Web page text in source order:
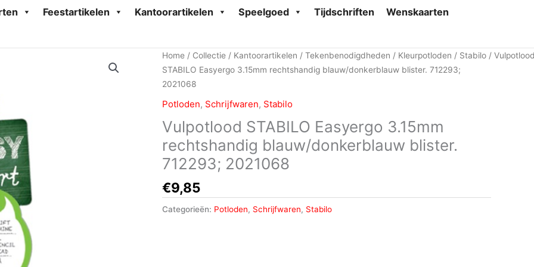
Feestartikelen Kantoorartikelen Speelgoed Tijdschriften
Wenskaarten
Home / Collectie / Kantoorartikelen / Tekenbenodigdheden / Kleurpotloden / Stabilo /
STABILO Easyergo 3.15mm rechtshandig blauw/donkerblauw blister. 712293;
2021068
Potloden, Schrijfwaren, Stabilo
Vulpotlood STABILO Easyergo 3.15mm
rechtshandig blauw/donkerblauw blister.
712293; 2021068
€9,85
Categorieën: Potloden, Schrijfwaren, Stabilo